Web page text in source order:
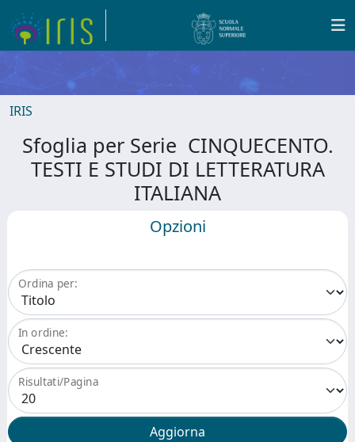
IRIS
Sfoglia per Serie CINQUECENTO.
TESTI E STUDI DI LETTERATURA
ITALIANA
Opzioni
Ordina per:
In ordine:
Risultati/Pagina